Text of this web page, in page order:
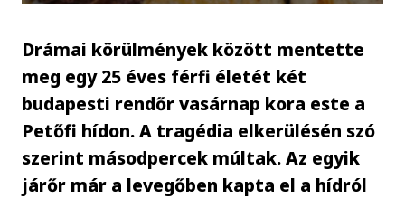
Drámai körülmények között mentette
meg egy 25 éves férfi életét két
budapesti rendőr vasárnap kora este a
Petőfi hídon. A tragédia elkerülésén szó
szerint másodpercek múltak. Az egyik
járőr már a levegőben kapta el a hídról